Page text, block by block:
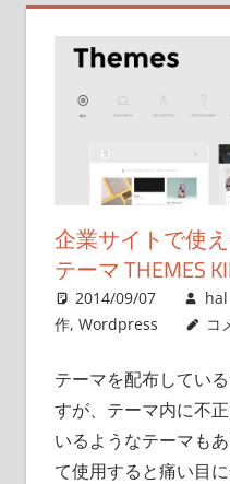
企業サイトで使え
テーマ THEMES
2014/09/07 hal
作, Wordpress コ
テーマを配布してい
すが、テーマ内に不
いるようなテーマも
て使用すると痛い目